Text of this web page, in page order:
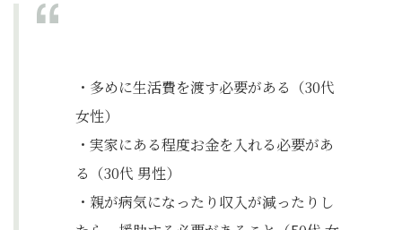
・多めに生活費を渡す必要がある（30代
女性）
・実家にある程度お金を入れる必要があ
る（30代 男性）
・親が病気になったり収入が減ったりし